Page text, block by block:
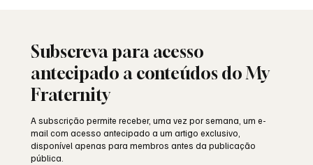
Subscreva para acesso
antecipado a conteúdos do My
Fraternity
A subscrição permite receber, uma vez por semana, um e-
mail com acesso antecipado a um artigo exclusivo,
disponível apenas para membros antes da publicação
pública.